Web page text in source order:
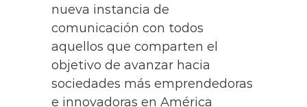
nueva instancia de
comunicación con todos
aquellos que comparten el
objetivo de avanzar hacia
sociedades más emprendedoras
e innovadoras en América